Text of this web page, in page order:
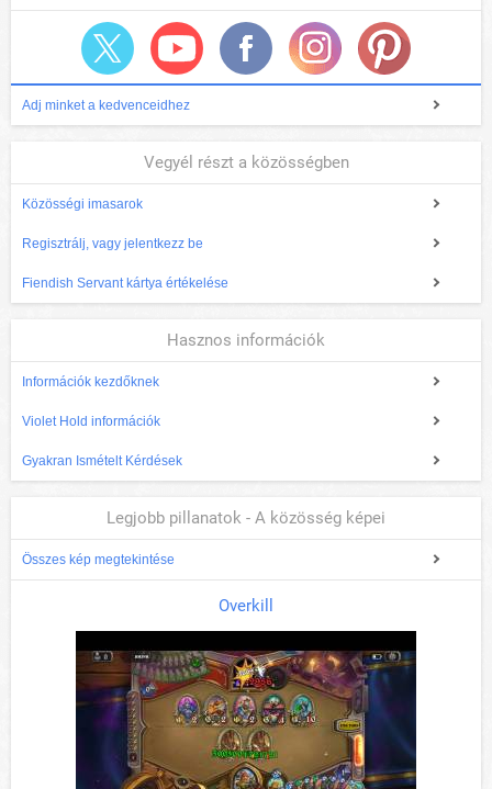
Adj minket a kedvenceidhez
Vegyél részt a közösségben
Közösségi imasarok
Regisztrálj, vagy jelentkezz be
Fiendish Servant kártya értékelése
Hasznos információk
Információk kezdőknek
Violet Hold információk
Gyakran Ismételt Kérdések
Legjobb pillanatok - A közösség képei
Összes kép megtekintése
Overkill